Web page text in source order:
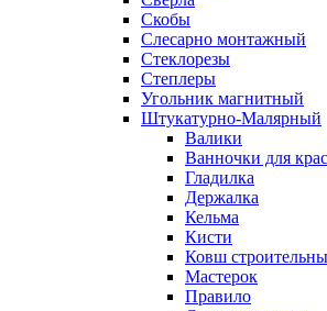
Скобы
Слесарно монтажный
Стеклорезы
Степлеры
Угольник магнитный
Штукатурно-Малярный
Валики
Ванночки для
Гладилка
Держалка
Кельма
Кисти
Ковш
Мастерок
Правило